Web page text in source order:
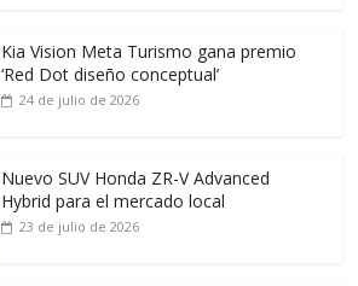
Kia Vision Meta Turismo gana premio
‘Red Dot diseño conceptual’
24 de julio de 2026
Nuevo SUV Honda ZR-V Advanced
Hybrid para el mercado local
23 de julio de 2026